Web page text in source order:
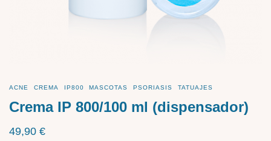
ACNE CREMA IP800 MASCOTAS PSORIASIS TATUAJES
Crema IP 800/100 ml (dispensador)
49,90 €